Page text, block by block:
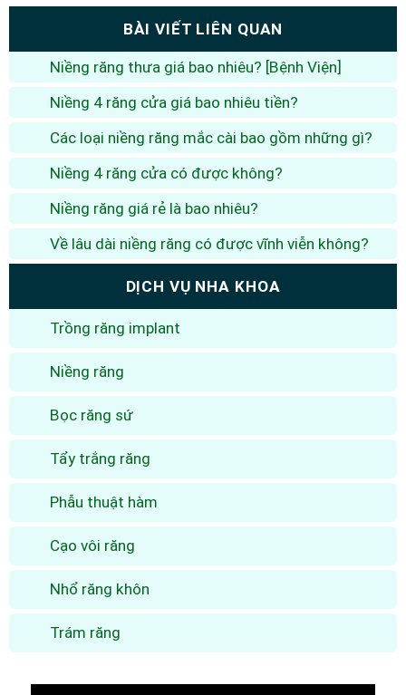
BÀI VIẾT LIÊN QUAN
Niềng răng thưa giá bao nhiêu? [Bệnh Viện]
Niềng 4 răng cửa giá bao nhiêu tiền?
Các loại niềng răng mắc cài bao gồm những gì?
Niềng 4 răng cửa có được không?
Niềng răng giá rẻ là bao nhiêu?
Về lâu dài niềng răng có được vĩnh viễn không?
DỊCH VỤ NHA KHOA
Trồng răng implant
Niềng răng
Bọc răng sứ
Tẩy trắng răng
Phẫu thuật hàm
Cạo vôi răng
Nhổ răng khôn
Trám răng